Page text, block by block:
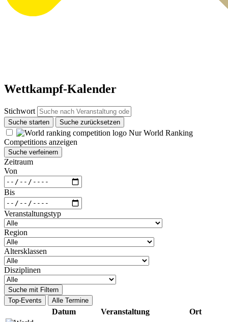
Wettkampf-Kalender
Stichwort
Suche starten Suche zurücksetzen
Nur World Ranking
Competitions anzeigen
Suche verfeinern
Zeitraum
Von
Bis
Veranstaltungstyp
Region
Altersklassen
Disziplinen
Suche mit Filtern
Top-Events
Alle Termine
Datum Veranstaltung Ort